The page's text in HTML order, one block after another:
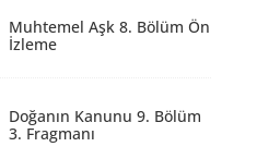
Muhtemel Aşk 8. Bölüm Ön
İzleme
Doğanın Kanunu 9. Bölüm
3. Fragmanı